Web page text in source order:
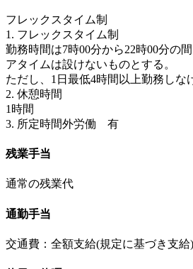
フレックスタイム制
1. フレックスタイム制
勤務時間は7時00分から22時00分の
アタイムは設けないものとする。
ただし、1日最低4時間以上勤務しな
2. 休憩時間
1時間
3. 所定時間外労働 有
残業手当
通常の残業代
通勤手当
交通費：全額支給(規定に基づき支給)